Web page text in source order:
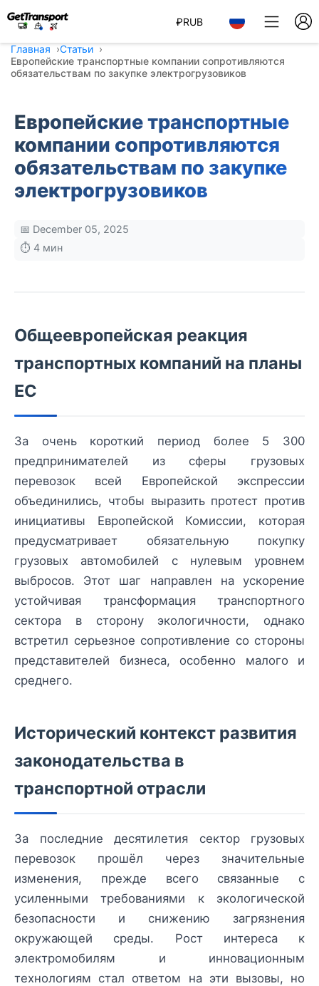
₽RUB
Главная
Статьи
Европейские транспортные компании сопротивляются
обязательствам по закупке электрогрузовиков
Европейские транспортные
компании сопротивляются
обязательствам по закупке
электрогрузовиков
📅 December 05, 2025
⏱️ 4 мин
Общеевропейская реакция
транспортных компаний на планы
ЕС
За очень короткий период более 5 300
предпринимателей из сферы грузовых
перевозок всей Европейской экспрессии
объединились, чтобы выразить протест против
инициативы Европейской Комиссии, которая
предусматривает обязательную покупку
грузовых автомобилей с нулевым уровнем
выбросов. Этот шаг направлен на ускорение
устойчивая трансформация транспортного
сектора в сторону экологичности, однако
встретил серьезное сопротивление со стороны
представителей бизнеса, особенно малого и
среднего.
Исторический контекст развития
законодательства в
транспортной отрасли
За последние десятилетия сектор грузовых
перевозок прошёл через значительные
изменения, прежде всего связанные с
усиленными требованиями к экологической
безопасности и снижению загрязнения
окружающей среды. Рост интереса к
электромобилям и инновационным
технологиям стал ответом на эти вызовы, но